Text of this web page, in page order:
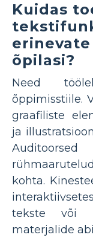
Kuidas
õpilasi?
Need
õppimisstiile.
graafiliste
ja
kohta.
tekste või
materjalide